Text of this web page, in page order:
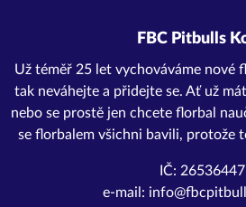
FBC Pitbulls
Už téměř 25 let vychováváme nové
tak neváhejte a přidejte se. Ať už
nebo se prostě jen chcete florbal
se florbalem všichni bavili, protože
IČ: 26536447
e-mail: